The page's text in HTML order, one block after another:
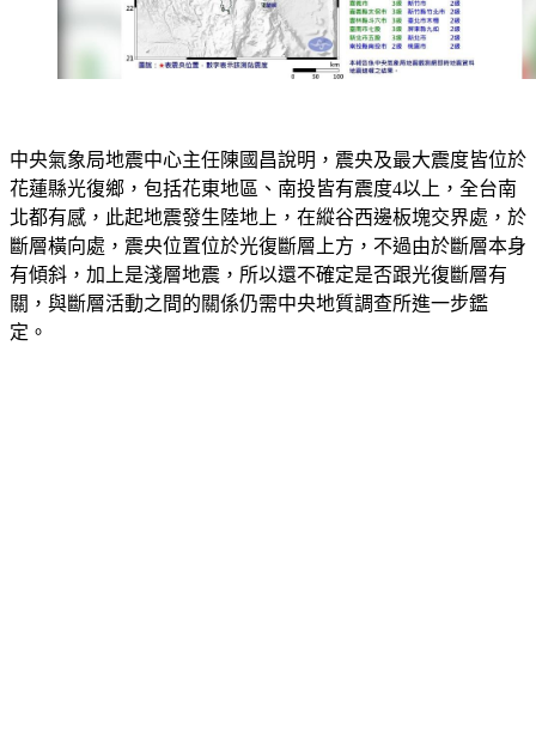
花蓮縣光復鄉，包括花東地區、南投皆有震度4以上，全台南
北都有感，此起地震發生陸地上，在縱谷西邊板塊交界處，於
斷層橫向處，震央位置位於光復斷層上方，不過由於斷層本身
有傾斜，加上是淺層地震，所以還不確定是否跟光復斷層有
關，與斷層活動之間的關係仍需中央地質調查所進一步鑑
定。